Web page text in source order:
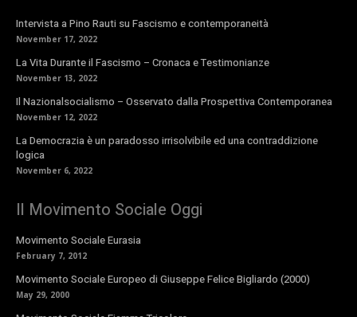
Intervista a Pino Rauti su Fascismo e contemporaneità
November 17, 2022
La Vita Durante il Fascismo – Cronaca e Testimonianze
November 13, 2022
Il Nazionalsocialismo – Osservato dalla Prospettiva Contemporanea
November 12, 2022
La Democrazia è un paradosso irrisolvibile ed una contraddizione
logica
November 6, 2022
Il Movimento Sociale Oggi
Movimento Sociale Eurasia
February 7, 2012
Movimento Sociale Europeo di Giuseppe Felice Bigliardo (2000)
May 29, 2000